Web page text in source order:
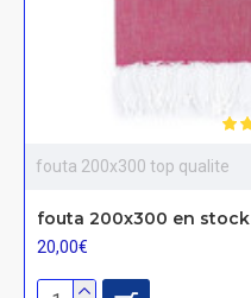
fouta 200x300 top qualite
fouta 200x300 en stock
20,00€